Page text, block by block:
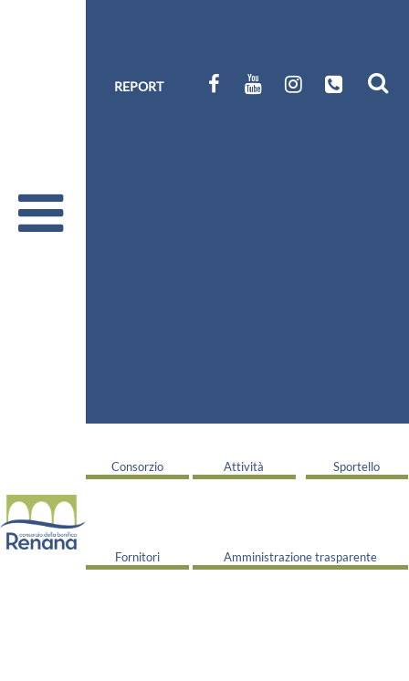
REPORT
Consorzio Attività Sportello
Fornitori Amministrazione trasparente